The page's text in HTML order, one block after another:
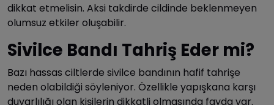
dikkat etmelisin. Aksi takdirde cildinde beklenmeyen
olumsuz etkiler oluşabilir.
Sivilce Bandı Tahriş Eder mi?
Bazı hassas ciltlerde sivilce bandının hafif tahrişe
neden olabildiği söyleniyor. Özellikle yapışkana karşı
duyarlılığı olan kişilerin dikkatli olmasında fayda var.